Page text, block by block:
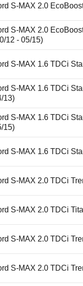
S-MAX 2.0
S-MAX 2.0
12 - 05/15)
S-MAX 1.6 TDCi
S-MAX 1.6 TDCi
13)
S-MAX 1.6 TDCi
15)
S-MAX 1.6 TDCi
S-MAX 2.0 TDCi
S-MAX 2.0 TDCi
S-MAX 2.0 TDCi
S-MAX 2.0 TDCi